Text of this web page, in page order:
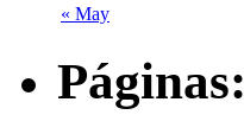
« May
Páginas: